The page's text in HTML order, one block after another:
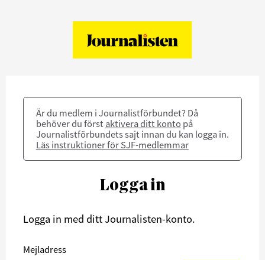
Är du medlem i Journalistförbundet? Då
behöver du först aktivera ditt konto på
Journalistförbundets sajt innan du kan logga in.
Läs instruktioner för SJF-medlemmar
Logga in
Logga in med ditt Journalisten-konto.
Mejladress